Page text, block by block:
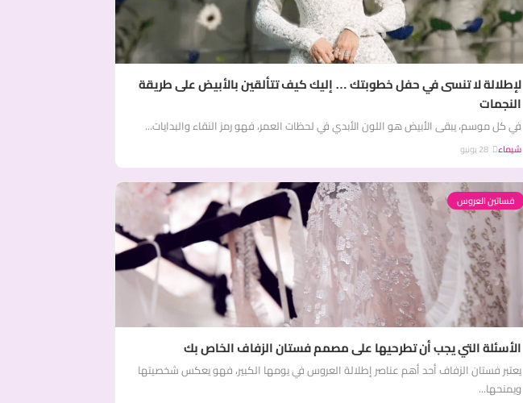
لإطلالة لا تنسى في حفل خطوبتك … إليك كيف تتألقين بالأبيض على طريقة
النجمات
في كل موسم، يبقى الأبيض هو اللون الأبدي في لحظات العمر، فهو رمز النقاء والبدايات...
شيماء
فساتين العروس
الأسئلة التي يجب أن تطرحيها على مصمم فستان الزفاف الخاص بك
يعتبر فستان الزفاف أحد أهم عناصر إطلالة العروس في يومها الكبير، فهو يعكس شخصيتها
ويمنحها...